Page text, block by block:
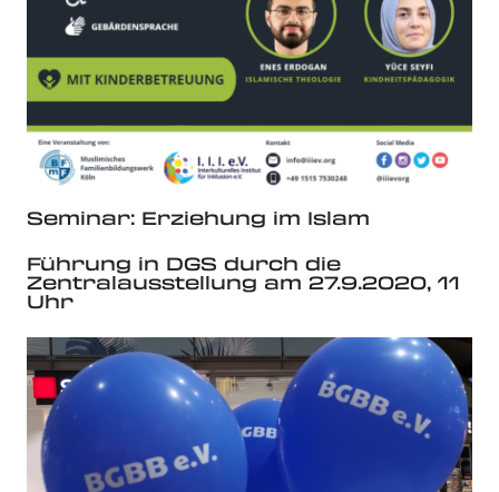
Seminar: Erziehung im Islam
Führung in DGS durch die
Zentralausstellung am 27.9.2020, 11
Uhr